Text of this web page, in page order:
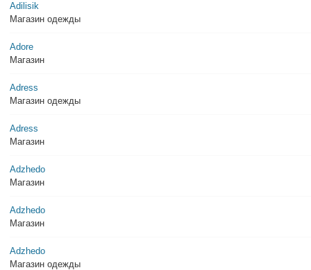
Adilisik
Магазин одежды
Adore
Магазин
Adress
Магазин одежды
Adress
Магазин
Adzhedo
Магазин
Adzhedo
Магазин
Adzhedo
Магазин одежды